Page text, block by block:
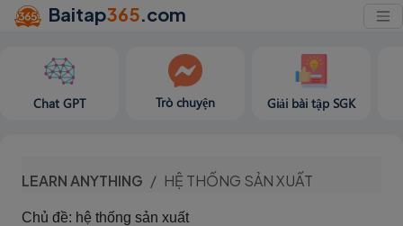
Baitap365.com
Chat GPT Trò chuyện Giải bài tập SGK
LEARN ANYTHING HỆ THỐNG SẢN XUẤT
Chủ đề: hệ thống sản xuất